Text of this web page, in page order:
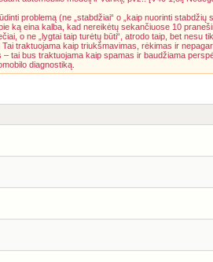
problemą (ne „stabdžiai“ o „kaip nuorinti stabdžių
ką eina kalba, kad nereikėtų sekančiuose 10
o ne „lygtai taip turėtų būti“, atrodo taip, bet nesu
traktuojama kaip triukšmavimas, rėkimas ir
tai bus traktuojama kaip spamas ir baudžiama
diagnostiką.